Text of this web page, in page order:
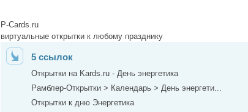
P-Cards.ru
виртуальные открытки к любому празднику
5 ссылок
Открытки на Kards.ru - День энергетика
Рамблер-Открытки > Календарь > День энергети...
Открытки к дню Энергетика